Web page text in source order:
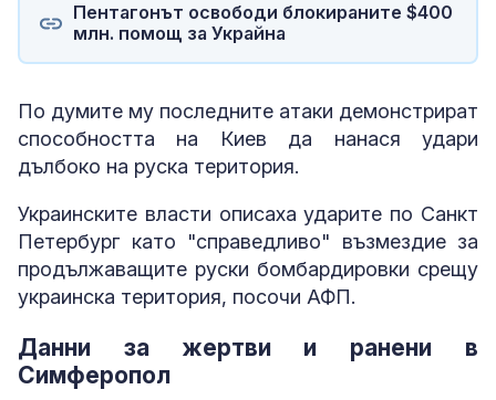
Пентагонът освободи блокираните $400
млн. помощ за Украйна
По думите му последните атаки демонстрират
способността на Киев да нанася удари
дълбоко на руска територия.
Украинските власти описаха ударите по Санкт
Петербург като "справедливо" възмездие за
продължаващите руски бомбардировки срещу
украинска територия, посочи АФП.
Данни за жертви и ранени в
Симферопол